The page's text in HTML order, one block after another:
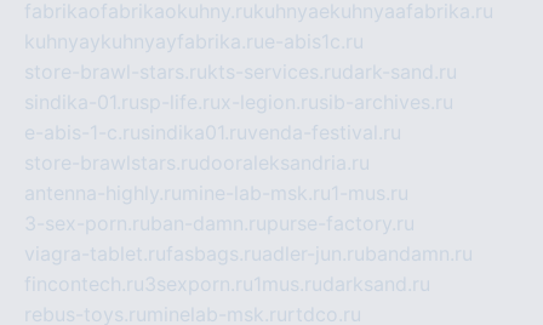
fabrikaofabrikaokuhny.rukuhnyaekuhnyaafabrika.ru
kuhnyaykuhnyayfabrika.rue-abis1c.ru
store-brawl-stars.rukts-services.rudark-sand.ru
sindika-01.rusp-life.rux-legion.rusib-archives.ru
e-abis-1-c.rusindika01.ruvenda-festival.ru
store-brawlstars.rudooraleksandria.ru
antenna-highly.ru mine-lab-msk.ru1-mus.ru
3-sex-porn.ruban-damn.rupurse-factory.ru
viagra-tablet.rufasbags.ruadler-jun.rubandamn.ru
fincontech.ru3sexporn.ru1mus.rudarksand.ru
rebus-toys.ru minelab-msk.ru rtdco.ru